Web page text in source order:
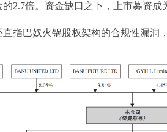
2.7倍。资金缺口之下，上市募资成
指巴奴火锅股权架构的合规性漏洞